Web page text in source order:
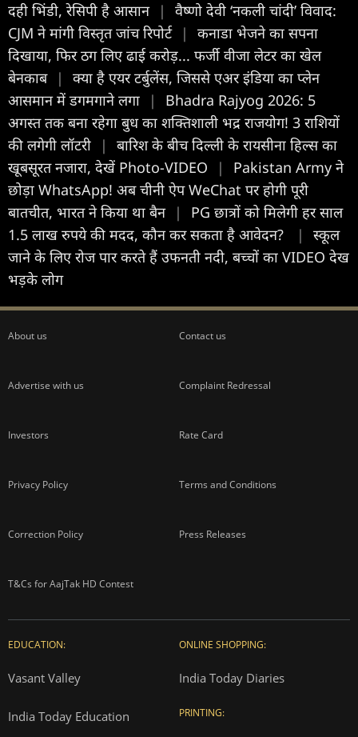
दही भिंडी, रेसिपी है आसान |
वैष्णो देवी ‘नकली चांदी’ विवाद:
CJM ने मांगी विस्तृत जांच रिपोर्ट |
कनाडा भेजने का सपना
दिखाया, फिर ठग लिए ढाई करोड़... फर्जी वीजा लेटर का खेल
बेनकाब |
क्या है एयर टर्बुलेंस, जिससे एअर इंडिया का प्लेन
आसमान में डगमगाने लगा
|
Bhadra Rajyog 2026: 5
अगस्त तक बना रहेगा बुध का शक्तिशाली भद्र राजयोग! 3 राशियों
की लगेगी लॉटरी
|
बारिश के बीच दिल्ली के रायसीना हिल्स का
खूबसूरत नजारा, देखें Photo-VIDEO
|
Pakistan Army ने
छोड़ा WhatsApp! अब चीनी ऐप WeChat पर होगी पूरी
बातचीत, भारत ने किया था बैन |
PG छात्रों को मिलेगी हर साल
1.5 लाख रुपये की मदद, कौन कर सकता है आवेदन?
|
स्कूल
जाने के लिए रोज पार करते हैं उफनती नदी, बच्चों का VIDEO देख
भड़के लोग
About us Contact us
Advertise with us Complaint Redressal
Investors Rate Card
Privacy Policy Terms and Conditions
Correction Policy Press Releases
T&Cs for AajTak HD Contest
EDUCATION:
Vasant Valley
India Today Education
ONLINE SHOPPING:
India Today Diaries
PRINTING: